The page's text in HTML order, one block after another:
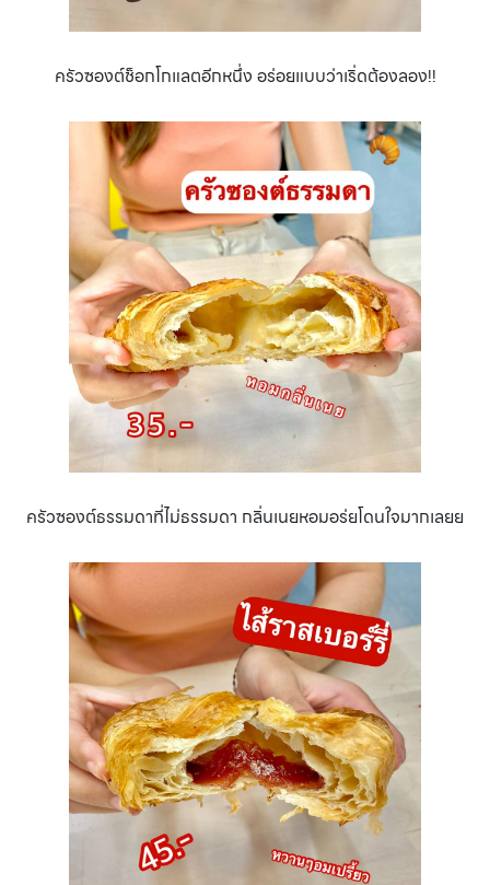
ครัวซองต์ช็อกโกแลตอีกหนึ่ง อร่อยแบบว่าเริ่ดต้องลอง!!
ครัวซองต์ธรรมดาที่ไม่ธรรมดา กลิ่นเนยหอมอร่ยโดนใจมากเลยย